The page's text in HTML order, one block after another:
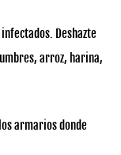
Deshazte
arroz, harina,
armarios donde